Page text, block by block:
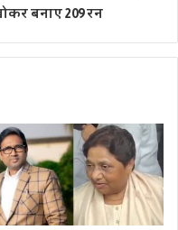
बनाए 209 रन